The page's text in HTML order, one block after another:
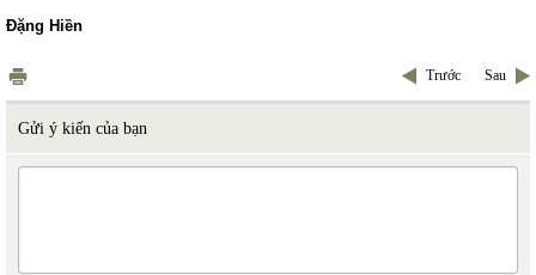
Đặng Hiền
Trước Sau
Gửi ý kiến của bạn